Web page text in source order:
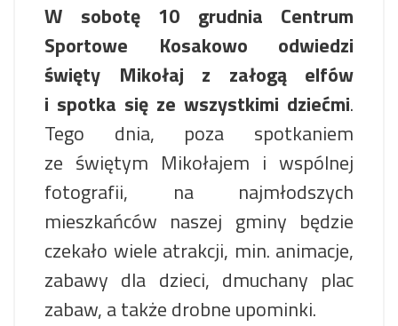
W sobotę 10 grudnia Centrum
Sportowe Kosakowo odwiedzi
święty Mikołaj z załogą elfów
i spotka się ze wszystkimi dziećmi.
Tego dnia, poza spotkaniem
ze świętym Mikołajem i wspólnej
fotografii, na najmłodszych
mieszkańców naszej gminy będzie
czekało wiele atrakcji, min. animacje,
zabawy dla dzieci, dmuchany plac
zabaw, a także drobne upominki.